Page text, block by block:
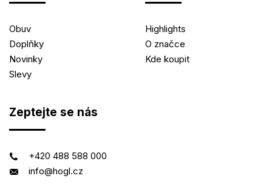
Obuv
Doplňky
Novinky
Slevy
Highlights
O značce
Kde koupit
Zeptejte se nás
+420 488 588 000
info@hogl.cz